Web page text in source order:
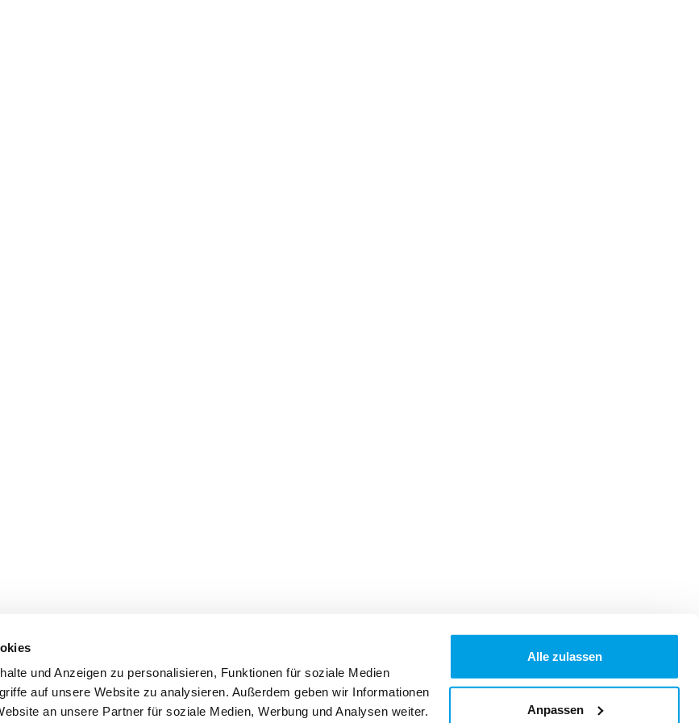
und Anzeigen zu personalisieren, Funktionen für soziale Medien
auf unsere Website zu analysieren. Außerdem geben wir Informationen
an unsere Partner für soziale Medien, Werbung und Analysen weiter.
Alle zulassen
Anpassen